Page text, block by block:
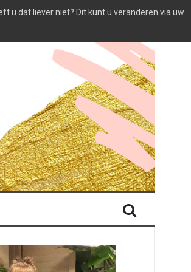
u dat liever niet? Dit kunt u veranderen via uw